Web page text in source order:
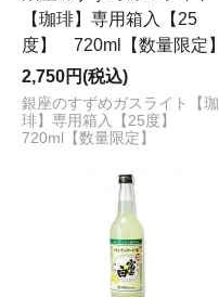
【珈琲】専用箱入【25
度】 720ml【数量限定】
2,750円(税込)
銀座のすずめガスライト【珈
琲】専用箱入【25度】
720ml【数量限定】